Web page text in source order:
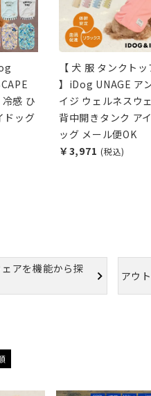
感 ひ
ドッグ
【 犬 服 タンクトッ
】iDog UNAGE ア
イジ ウェルネスウ
背中開きタンク ア
ッグ メール便OK
￥3,971 (税込)
アを機能から探
アウ